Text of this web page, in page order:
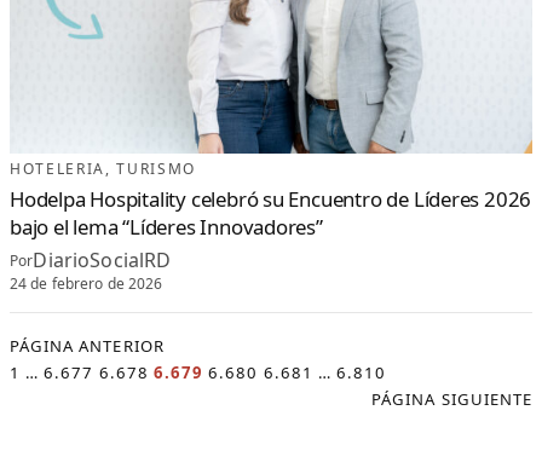
HOTELERIA, TURISMO
Hodelpa Hospitality celebró su Encuentro de Líderes 2026
bajo el lema “Líderes Innovadores”
PorDiarioSocialRD
24 de febrero de 2026
PÁGINA ANTERIOR
1 … 6.677 6.678 6.679 6.680 6.681 … 6.810
PÁGINA SIGUIENTE